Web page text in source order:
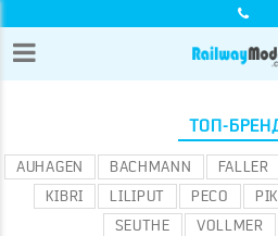
ТОП-
AUHAGEN BACHMANN FALLER
KIBRI
LILIPUT PECO
SEUTHE
VOLLMER